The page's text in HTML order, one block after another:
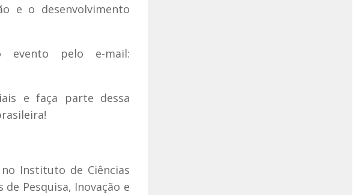
e o desenvolvimento
evento pelo e-mail:
e faça parte dessa
Instituto de Ciências
de Pesquisa, Inovação e